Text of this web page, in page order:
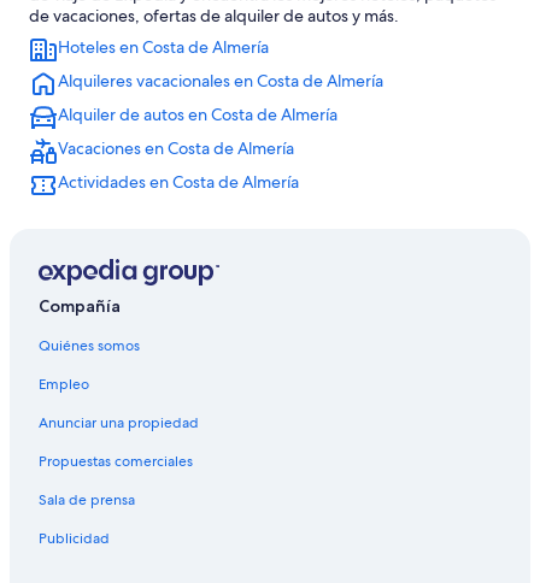
de vacaciones, ofertas de alquiler de autos y más.
Hoteles en Costa de Almería
Alquileres vacacionales en Costa de Almería
Alquiler de autos en Costa de Almería
Vacaciones en Costa de Almería
Actividades en Costa de Almería
Compañía
Quiénes somos
Empleo
Anunciar una propiedad
Propuestas comerciales
Sala de prensa
Publicidad